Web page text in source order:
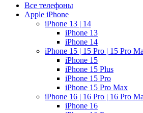
Все телефоны
Apple iPhone
iPhone 13 | 14
iPhone 13
iPhone 14
iPhone 15 | 15 Pro | 15 Pro
iPhone 15
iPhone 15 Plus
iPhone 15 Pro
iPhone 15 Pro Max
iPhone 16 | 16 Pro | 16 Pro
iPhone 16